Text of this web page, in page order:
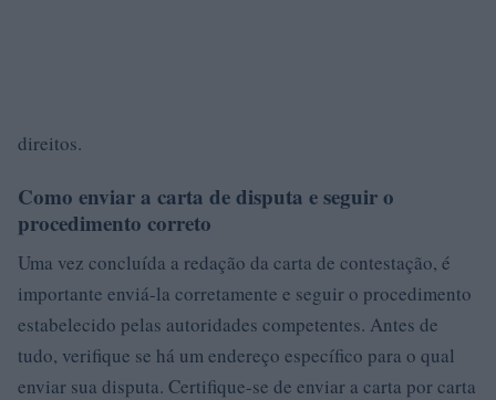
direitos.
Como enviar a carta de disputa e seguir o
procedimento correto
Uma vez concluída a redação da carta de contestação, é
importante enviá-la corretamente e seguir o procedimento
estabelecido pelas autoridades competentes. Antes de
tudo, verifique se há um endereço específico para o qual
enviar sua disputa. Certifique-se de enviar a carta por carta